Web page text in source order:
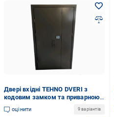
Двері вхідні TEHNO DVERI з
кодовим замком та приварною
ручкою ліві металеві дволистові
полуторні 1250х2050 мм Мокрий
оцінити 9 варіантів